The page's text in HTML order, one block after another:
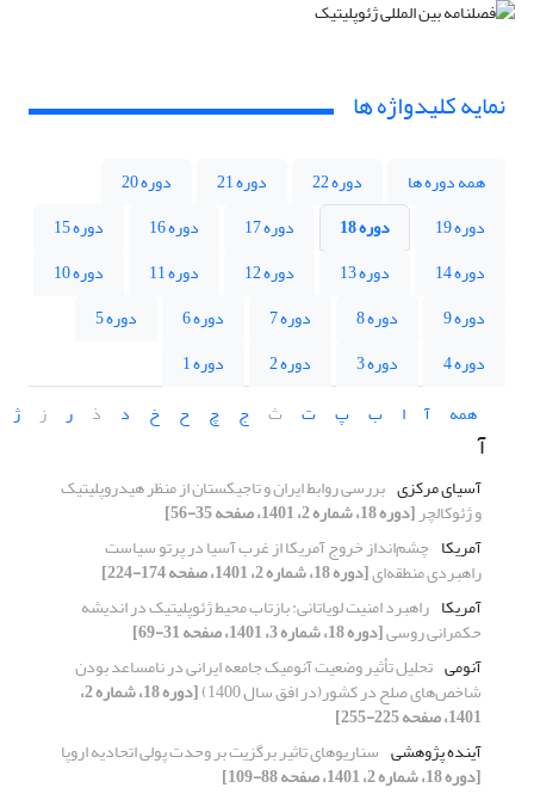
نمایه کلیدواژه ها
همه دوره ها دوره 22 دوره 21
دوره 20
دوره 19
دوره 18 دوره 17 دوره 16
دوره 15
دوره 14
دوره 13 دوره 12 دوره 11
دوره 10
دوره 9
دوره 8 دوره 7 دوره 6
دوره 5
دوره 4
دوره 3 دوره 2
دوره 1
همه
آ ا ب پ ت ث ج چ ح خ د ذ ر ز ژ
آ
آسیای مرکزی بررسی روابط ایران و تاجیکستان از منظر هیدروپلیتیک
و ژئوکالچر[دوره 18، شماره 2، 1401، صفحه 35-56]
آمریکا چشم‌انداز خروج آمریکا از غرب آسیا در پرتو سیاست
راهبردی منطقه‌ای[دوره 18، شماره 2، 1401، صفحه 174-224]
آمریکا راهبرد امنیت لویاتانی: بازتاب محیط ژئوپلیتیک در اندیشه
حکمرانی روسی[دوره 18، شماره 3، 1401، صفحه 31-69]
آنومی تحلیل تأثیر وضعیت آنومیک جامعه ایرانی در نامساعد بودن
شاخص‌های صلح در کشور(در افق سال 1400) [دوره 18، شماره 2،
1401، صفحه 225-255]
آینده پژوهشی سناریوهای تاثیر برگزیت بر وحدت پولی اتحادیه اروپا
[دوره 18، شماره 2، 1401، صفحه 88-109]